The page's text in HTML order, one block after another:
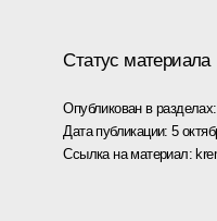
Статус материала
Опубликован в разделах:
Дата публикации:5
Ссылка на материал: